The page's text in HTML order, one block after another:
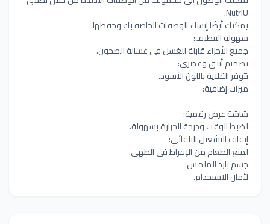
NutriU.
يمكنك أيضًا إنشاء الوصفات الخاصة بك وحفظها.
سهولة التنظيف:
جميع الأجزاء قابلة للغسل في غسالة الصحون.
تصميم أنيق وعصري:
تتوفر القلاية باللون الأسود.
ميزات إضافية:
شاشة عرض رقمية:
لضبط الوقت ودرجة الحرارة بسهولة.
إيقاف التشغيل التلقائي:
لمنع الطعام من الإفراط في الطهي.
جسم بارد الملمس:
لأمان الاستخدام.